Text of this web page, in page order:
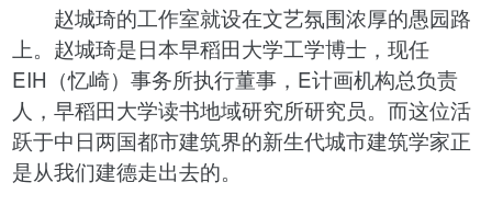
赵城琦的工作室就设在文艺氛围浓厚的愚园路
上。赵城琦是日本早稻田大学工学博士，现任
EIH（忆崎）事务所执行董事，E计画机构总负责
人，早稻田大学读书地域研究所研究员。而这位活
跃于中日两国都市建筑界的新生代城市建筑学家正
是从我们建德走出去的。